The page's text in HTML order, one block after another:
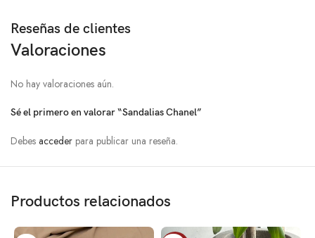
Reseñas de clientes
Valoraciones
No hay valoraciones aún.
Sé el primero en valorar “Sandalias Chanel”
Debesacceder para publicar una reseña.
Productos relacionados